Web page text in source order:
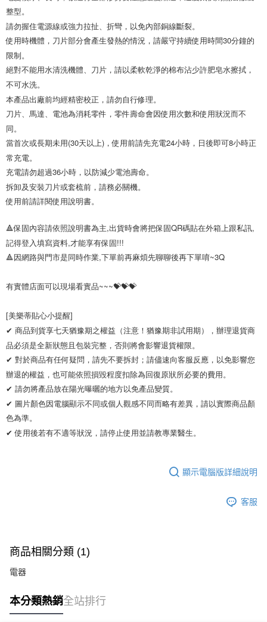
整型。
請勿握住電源線或強力拉扯、折彎，以免內部銅線斷裂。
使用時機體，刀片部分會產生發熱的情況，請嚴守持續使用時間30分鐘的
限制。
絕對不能用水清洗機體、刀片，請以柔軟乾淨的棉布沾少許肥皂水擦拭，
不可水洗。
本產品出廠前均經精密校正，請勿自行修理。
刀片、馬達、電池為消耗零件，零件壽命會因使用次數和使用狀況而不
同。
當首次或長期未用(30天以上)，使用前請先充電24小時，日後即可8小時正
常充電。
充電請勿超過36小時，以防減少電池壽命。
拆卸及安裝刀片或套梳前，請務必關機。
使用前請詳閱使用說明書。
🔺保固內容請依照說明書為主,出貨時會將把保固QR碼貼在外箱上跟私訊,
記得登入填寫資料,才能享有保固!!!
🔺因網路與門市是同時作業,下單前再麻煩先聊聊後再下單唷~3Q
有實體店面可以現場看實品~~~💝💝💝
[美樂蒂貼心小提醒]
✔ 商品到貨享七天猶豫期之權益（注意！猶豫期非試用期），辦理退貨商
品必須是全新狀態且包裝完整，否則將會影響退貨權限。
✔ 對於商品有任何疑問，請先不要拆封；請儘速向客服反應，以免影響您
辦退的權益，也可能依照損毀程度扣除為回復原狀所必要的費用。
✔ 請勿將產品放在陽光曝曬的地方以免產品變質。
✔ 圖片顏色因電腦顯示不同或個人觀感不同而略有差異，請以實際商品顏
色為準。
✔ 使用後若有不適等狀況，請停止使用並請教專業醫生。
顯示電腦版詳細說明
客服
商品相關分類 (1)
電器
本分類熱銷全站排行